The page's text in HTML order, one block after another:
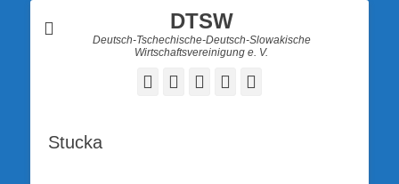
DTSW
Deutsch-Tschechische-Deutsch-Slowakische
Wirtschaftsvereinigung e. V.
Facebook
TwitterLinkedInYouTube
Stucka